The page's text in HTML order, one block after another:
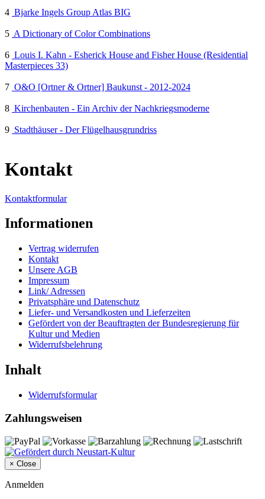
4 Bjarke Ingels Group Atlas BIG
5 A Dictionary of Color Combinations
6 Louis I. Kahn - Esherick House and Fisher House (Residential
Masterpieces 33)
7 O&O [Ortner & Ortner] Baukunst - 2012-2024
8 Kirchenbauten - Ein Archiv der Nachkriegsmoderne
9 Stadthäuser - Der Flügelhausgrundriss
Kontakt
Kontaktformular
Informationen
Vertrag widerrufen
Kontakt
Unsere AGB
Impressum
Link/ Adressen
Privatsphäre und Datenschutz
Liefer- und Versandkosten und Lieferzeiten
Gefördert von der Beauftragten der Bundesregierung für
Kultur und Medien
Widerrufsbelehrung
Inhalt
Widerrufsformular
Zahlungsweisen
× Close
Anmelden